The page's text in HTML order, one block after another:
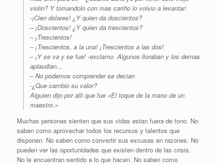
violin? Y tomandolo con mas cariño lo volvio a levantar:
-¡Cien dolares! ¿Y quien da doscientos?
– ¡Doscientos! ¿Y quien da trescientos?
– ¡Trescientos!
– ¡Trescientos, a la una! ¡Trescientos a las dos!
– ¡Y se va y se fue! -exclamo. Algunos lloraban y los demas
aplaudian…
– No podemos comprender se decian
-¿Que cambio su valor?
Alguien dijo por alli que fue «El toque de la mano de un
maestro.»
Muchas personas sienten que sus vidas estan fuera de tono. No
saben como aprovechar todos los recursos y talentos que
disponen. No saben como convertir sus excusas en razones. No
pueden ver las oportunidades que existen dentro de las crisis.
No le encuentran sentido a lo que hacen. No saben como